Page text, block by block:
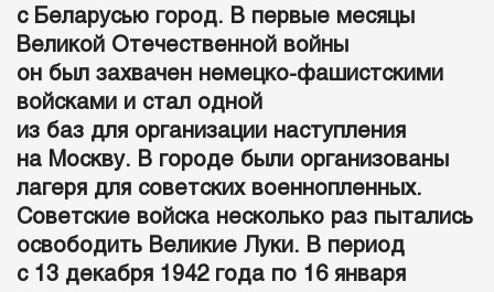
с Беларусью город. В первые месяцы
Великой Отечественной войны
он был захвачен немецко-фашистскими
войсками и стал одной
из баз для организации наступления
на Москву. В городе были организованы
лагеря для советских военнопленных.
Советские войска несколько раз пытались
освободить Великие Луки. В период
с 13 декабря 1942 года по 16 января